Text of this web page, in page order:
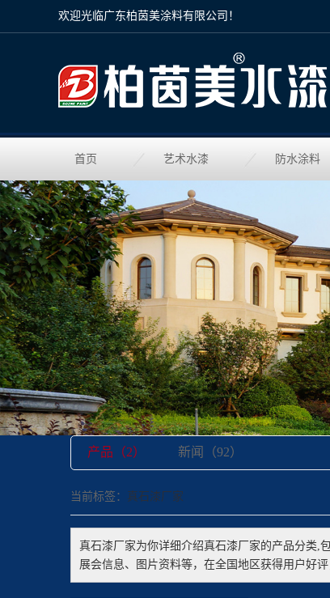
欢迎光临广东柏茵美涂料有限公司！
首页 艺术水漆 防水涂料
产品（2） 新闻（92）
当前标签： 真石漆厂家
真石漆厂家为你详细介绍真石漆厂家的产品分类,
展会信息、图片资料等，在全国地区获得用户好